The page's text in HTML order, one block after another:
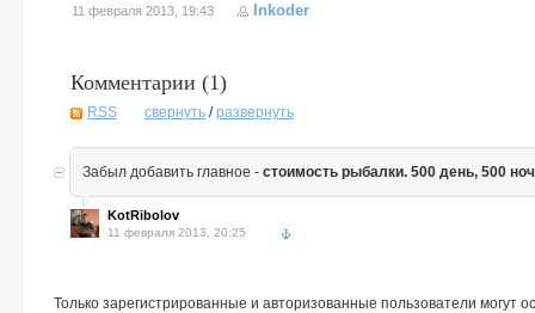
11 февраля 2013, 19:43 Inkoder
Комментарии (1)
RSS свернуть /развернуть
Забыл добавить главное - стоимость рыбалки. 500 день, 500
KotRibolov
11 февраля 2013, 20:25
Только зарегистрированные и авторизованные пользователи могут